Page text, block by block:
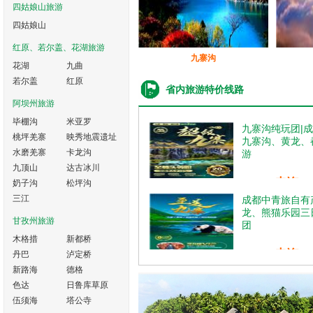
四姑娘山旅游
四姑娘山
红原、若尔盖、花湖旅游
花湖
九曲
若尔盖
红原
阿坝州旅游
毕棚沟
米亚罗
桃坪羌寨
映秀地震遗址
水磨羌寨
卡龙沟
九顶山
达古冰川
奶子沟
松坪沟
三江
甘孜州旅游
木格措
新都桥
丹巴
泸定桥
新路海
德格
色达
日鲁库草原
伍须海
塔公寺
九寨沟
省内旅游特价线路
九寨沟纯玩团|
九寨沟、黄龙
游
电询
成都中青旅自
龙、熊猫乐园
团
电询